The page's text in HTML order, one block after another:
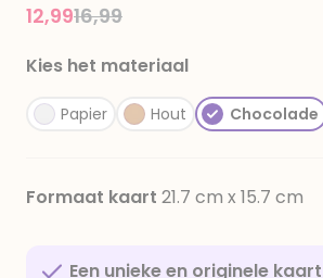
Price reduced from
16,99to
12,99
Kies het materiaal
Papier Hout Chocolade
Formaat kaart 21.7 cm x 15.7 cm
Een unieke en originele kaart